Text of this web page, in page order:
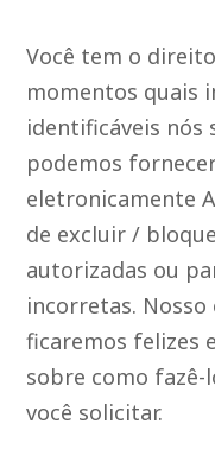
Você tem o
momentos quais
identificáveis nós
podemos
eletronicamente
de excluir /
autorizadas ou
incorretas.
ficaremos felizes
sobre como
você solicitar.